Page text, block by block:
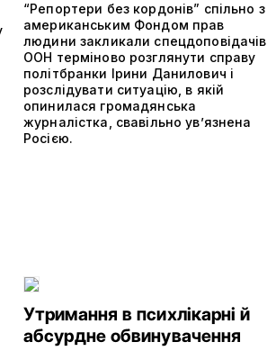
“Репортери без кордонів” спільно з
американським Фондом прав
людини закликали спецдоповідачів
ООН терміново розглянути справу
політбранки Ірини Данилович і
розслідувати ситуацію, в якій
опинилася громадянська
журналістка, свавільно ув’язнена
Росією.
Утримання в психлікарні й
абсурдне обвинувачення